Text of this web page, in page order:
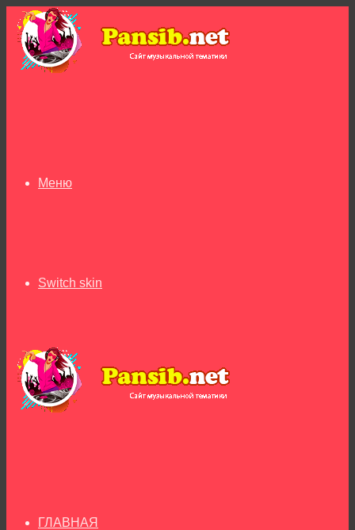
Меню
Switch skin
ГЛАВНАЯ